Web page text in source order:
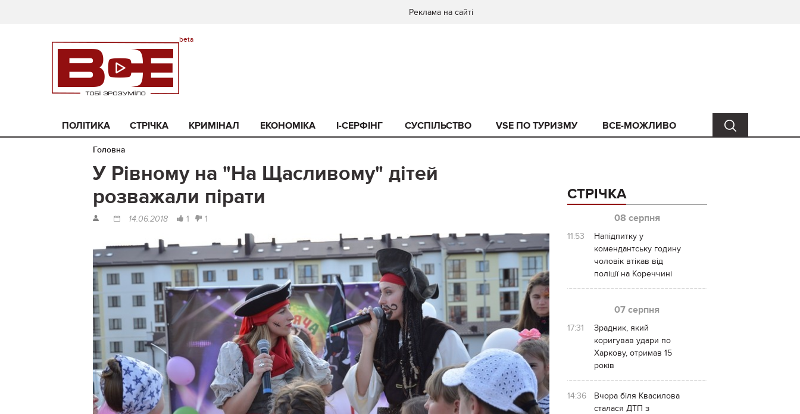
Реклама на сайті
ПОЛІТИКА СТРІЧКА КРИМІНАЛ ЕКОНОМІКА I-СЕРФІНГ СУСПІЛЬСТВО VSE ПО ТУРИЗМУ ВСЕ-МОЖЛИВО
Головна
У Рівному на "На Щасливому" дітей
розважали пірати
14.06.2018 1 1
СТРІЧКА
08 серпня
11:53
Напідпитку у
комендантську годину
чоловік втікав від
поліції на Кореччині
07 серпня
17:31
Зрадник, який
коригував удари по
Харкову, отримав 15
років
14:36
Вчора біля Квасилова
сталася ДТП з